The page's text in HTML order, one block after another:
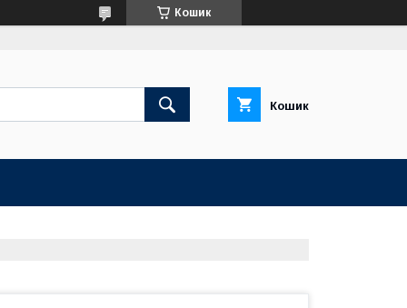
Кошик
Кошик